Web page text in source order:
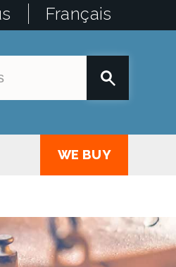
Français
WE BUY